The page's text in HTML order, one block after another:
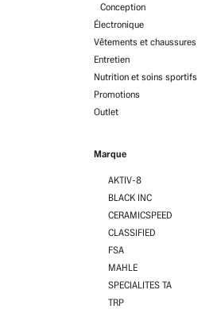
Conception
Électronique
Vêtements et chaussures
Entretien
Nutrition et soins sportifs
Promotions
Outlet
Marque
AKTIV-8
BLACK INC
CERAMICSPEED
CLASSIFIED
FSA
MAHLE
SPECIALITES TA
TRP